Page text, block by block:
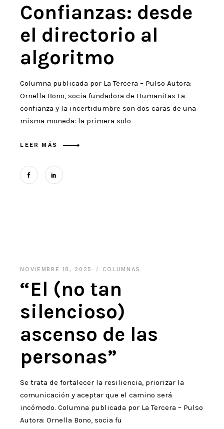
Confianzas: desde
el directorio al
algoritmo
Columna publicada por La Tercera – Pulso Autora:
Ornella Bono, socia fundadora de Humanitas La
confianza y la incertidumbre son dos caras de una
misma moneda: la primera solo
LEER MÁS
NOVIEMBRE 18, 2025 COLUMNAS
“El (no tan
silencioso)
ascenso de las
personas”
Se trata de fortalecer la resiliencia, priorizar la
comunicación y aceptar que el camino será
incómodo. Columna publicada por La Tercera – Pulso
Autora: Ornella Bono, socia fu